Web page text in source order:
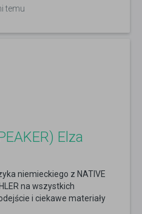
temu
Elza
niemieckiego z NATIVE
na wszystkich
i ciekawe materiały